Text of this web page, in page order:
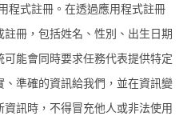
式註冊。在透過應用程式註冊
冊，包括姓名、性別、出生日期
能會同時要求任務代表提供特定
準確的資訊給我們，並在資訊變
訊時，不得冒充他人或非法使用